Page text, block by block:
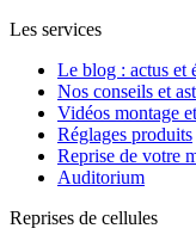
Les services
Le blog : actus et
Nos conseils et
Vidéos montage
Réglages produits
Reprise de votre
Auditorium
Reprises de cellules